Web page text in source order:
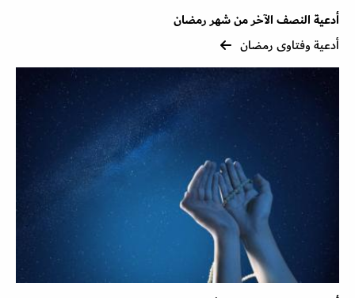
أدعية النصف الآخر من شهر رمضان
أدعية وفتاوى رمضان